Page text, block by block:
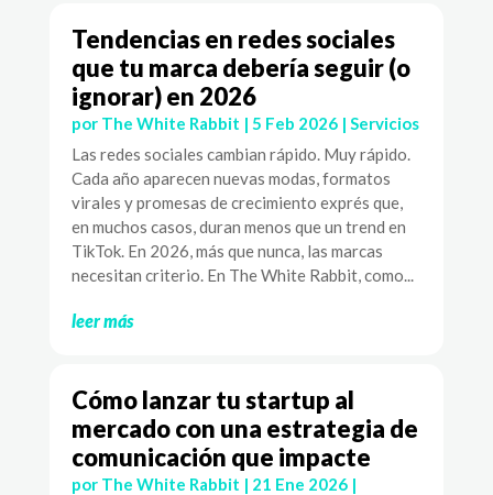
Tendencias en redes sociales
que tu marca debería seguir (o
ignorar) en 2026
por The White Rabbit | 5 Feb 2026| Servicios
Las redes sociales cambian rápido. Muy rápido.
Cada año aparecen nuevas modas, formatos
virales y promesas de crecimiento exprés que,
en muchos casos, duran menos que un trend en
TikTok. En 2026, más que nunca, las marcas
necesitan criterio. En The White Rabbit, como...
leer más
Cómo lanzar tu startup al
mercado con una estrategia de
comunicación que impacte
por The White Rabbit | 21 Ene 2026|